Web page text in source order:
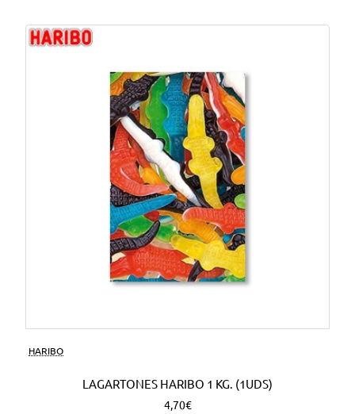
HARIBO
LAGARTONES HARIBO 1 KG. (1UDS)
4,70€